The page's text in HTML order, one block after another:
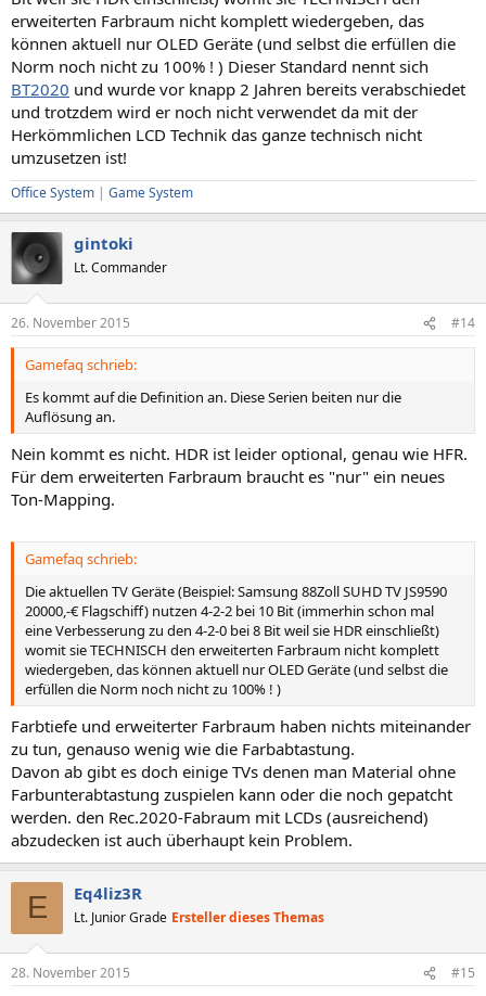
erweiterten Farbraum nicht komplett wiedergeben, das
können aktuell nur OLED Geräte (und selbst die erfüllen die
Norm noch nicht zu 100% ! ) Dieser Standard nennt sich
BT2020 und wurde vor knapp 2 Jahren bereits verabschiedet
und trotzdem wird er noch nicht verwendet da mit der
Herkömmlichen LCD Technik das ganze technisch nicht
umzusetzen ist!
Office System | Game System
gintoki
Lt. Commander
26. November 2015 #14
Gamefaq schrieb:
Es kommt auf die Definition an. Diese Serien beiten nur die
Auflösung an.
Nein kommt es nicht. HDR ist leider optional, genau wie HFR.
Für dem erweiterten Farbraum braucht es "nur" ein neues
Ton-Mapping.
Gamefaq schrieb:
Die aktuellen TV Geräte (Beispiel: Samsung 88Zoll SUHD TV JS9590
20000,-€ Flagschiff) nutzen 4-2-2 bei 10 Bit (immerhin schon mal
eine Verbesserung zu den 4-2-0 bei 8 Bit weil sie HDR einschließt)
womit sie TECHNISCH den erweiterten Farbraum nicht komplett
wiedergeben, das können aktuell nur OLED Geräte (und selbst die
erfüllen die Norm noch nicht zu 100% ! )
Farbtiefe und erweiterter Farbraum haben nichts miteinander
zu tun, genauso wenig wie die Farbabtastung.
Davon ab gibt es doch einige TVs denen man Material ohne
Farbunterabtastung zuspielen kann oder die noch gepatcht
werden. den Rec.2020-Fabraum mit LCDs (ausreichend)
abzudecken ist auch überhaupt kein Problem.
E Eq4liz3R
Lt. Junior Grade Ersteller dieses Themas
28. November 2015 #15